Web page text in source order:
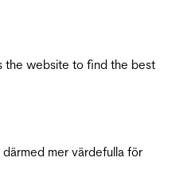
the website to find the best
mer värdefulla för